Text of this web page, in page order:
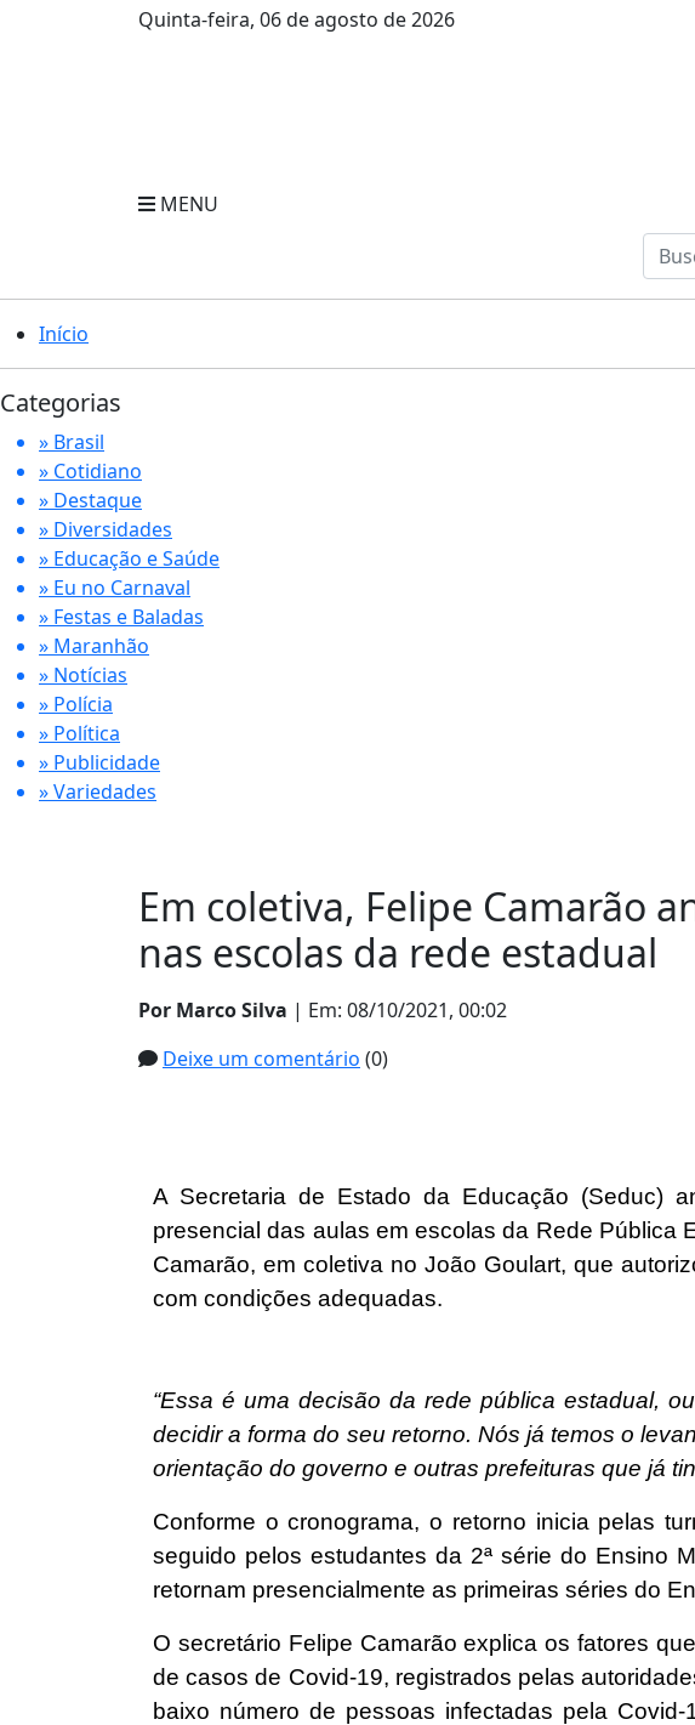
Quinta-feira, 06 de agosto de 2026
MENU
Início
Categorias
» Brasil
» Cotidiano
» Destaque
» Diversidades
» Educação e Saúde
» Eu no Carnaval
» Festas e Baladas
» Maranhão
» Notícias
» Polícia
» Política
» Publicidade
» Variedades
Em coletiva, Felipe Camarão
nas escolas da rede estadual
Por Marco Silva | Em: 08/10/2021, 00:02
Deixe um comentário (0)
A Secretaria de Estado da Educação (Seduc)
presencial das aulas em escolas da Rede Pública
Camarão, em coletiva no João Goulart, que
com condições adequadas.
“Essa é uma decisão da rede pública estadual,
decidir a forma do seu retorno. Nós já temos o
orientação do governo e outras prefeituras que já
Conforme o cronograma, o retorno inicia pelas
seguido pelos estudantes da 2ª série do Ensino
retornam presencialmente as primeiras séries do
O secretário Felipe Camarão explica os fatores
de casos de Covid-19, registrados pelas
baixo número de pessoas infectadas pela